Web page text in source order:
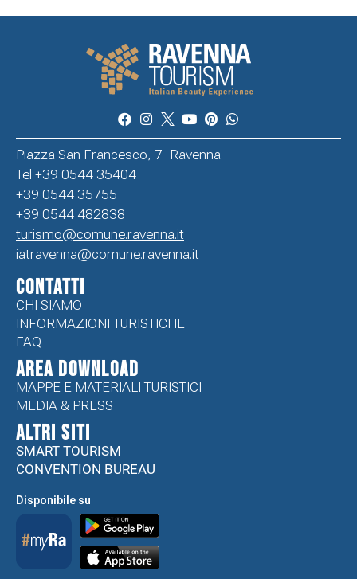
Piazza San Francesco, 7 Ravenna
Tel +39 0544 35404
+39 0544 35755
+39 0544 482838
turismo@comune.ravenna.it
iatravenna@comune.ravenna.it
CONTATTI
CHI SIAMO
INFORMAZIONI TURISTICHE
FAQ
Area Download
MAPPE E MATERIALI TURISTICI
MEDIA & PRESS
ALTRI SITI
SMART TOURISM
CONVENTION BUREAU
Disponibile su